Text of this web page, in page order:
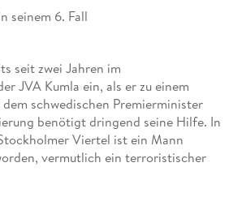
seinem 6. Fall
seit zwei Jahren im
JVA Kumla ein, als er zu einem
schwedischen Premierminister
benötigt dringend seine Hilfe. In
Viertel ist ein Mann
vermutlich ein terroristischer